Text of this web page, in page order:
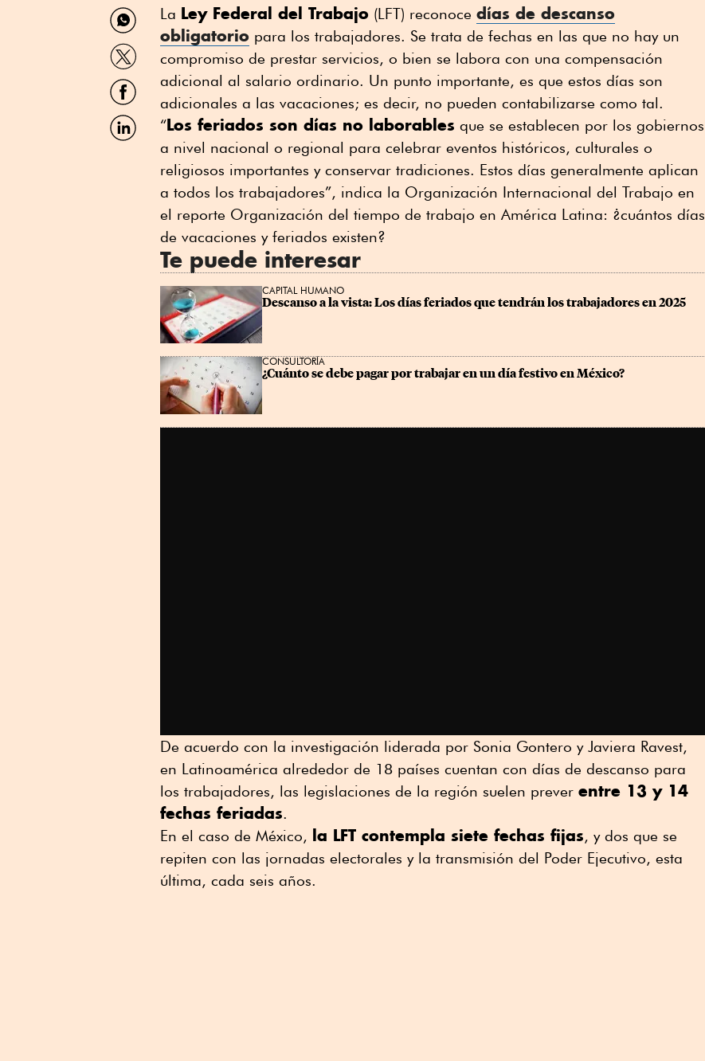
Compartir
por
WhatsApp
Compartir
por
Twitter
Compartir
por
Facebook
Compartir
por
La Ley Federal del Trabajo (LFT) reconoce días de descanso
obligatorio para los trabajadores. Se trata de fechas en las que no hay un
compromiso de prestar servicios, o bien se labora con una compensación
adicional al salario ordinario. Un punto importante, es que estos días son
adicionales a las vacaciones; es decir, no pueden contabilizarse como tal.
“Los feriados son días no laborables que se establecen por los gobiernos
a nivel nacional o regional para celebrar eventos históricos, culturales o
religiosos importantes y conservar tradiciones. Estos días generalmente aplican
a todos los trabajadores”, indica la Organización Internacional del Trabajo en
el reporte Organización del tiempo de trabajo en América Latina: ¿cuántos días
de vacaciones y feriados existen?
Te puede interesar
CAPITAL HUMANO
Descanso a la vista: Los días feriados que tendrán los trabajadores en 2025
CONSULTORÍA
¿Cuánto se debe pagar por trabajar en un día festivo en México?
De acuerdo con la investigación liderada por Sonia Gontero y Javiera Ravest,
en Latinoamérica alrededor de 18 países cuentan con días de descanso para
los trabajadores, las legislaciones de la región suelen prever entre 13 y 14
fechas feriadas.
En el caso de México, la LFT contempla siete fechas fijas, y dos que se
repiten con las jornadas electorales y la transmisión del Poder Ejecutivo, esta
última, cada seis años.